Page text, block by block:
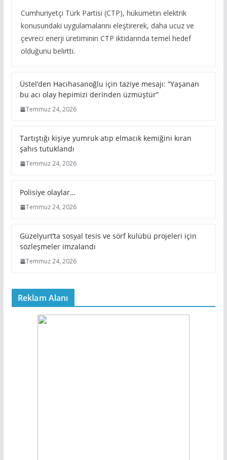
Cumhuriyetçi Türk Partisi (CTP), hükümetin elektrik
konusundaki uygulamalarını eleştirerek, daha ucuz ve
çevreci enerji üretiminin CTP iktidarında temel hedef
olduğunu belirtti.
Üstel’den Hacıhasanoğlu için taziye mesajı: “Yaşanan
bu acı olay hepimizi derinden üzmüştür”
Temmuz 24, 2026
Tartıştığı kişiye yumruk atıp elmacık kemiğini kıran
şahıs tutuklandı
Temmuz 24, 2026
Polisiye olaylar…
Temmuz 24, 2026
Güzelyurt’ta sosyal tesis ve sörf kulübü projeleri için
sözleşmeler imzalandı
Temmuz 24, 2026
Reklam Alanı